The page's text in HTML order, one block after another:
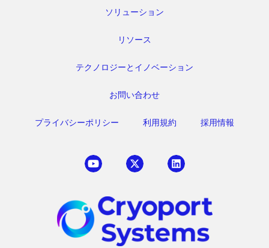
ソリューション
リソース
テクノロジーとイノベーション
お問い合わせ
プライバシーポリシー 利用規約 採用情報